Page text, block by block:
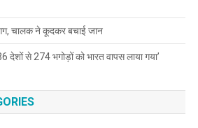
चालक ने कूदकर बचाई जान
से 274 भगोड़ों को भारत वापस लाया गया’